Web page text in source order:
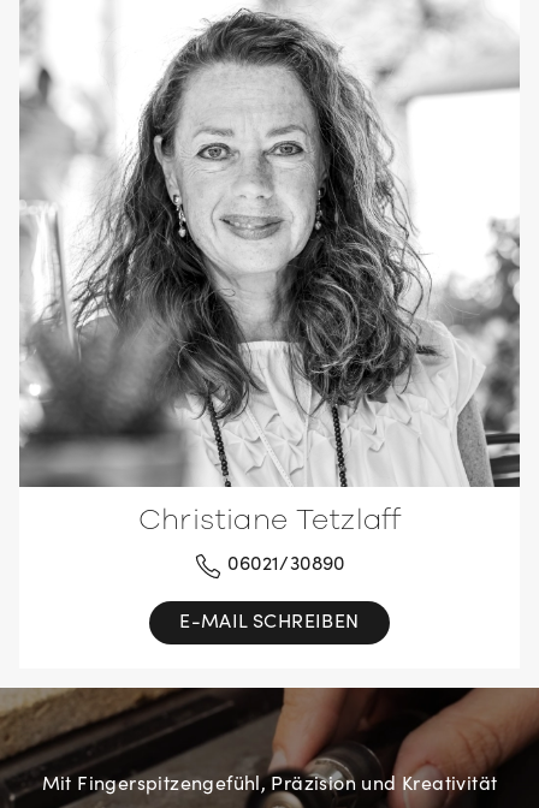
Christiane Tetzlaff
06021/30890
E-MAIL SCHREIBEN
Mit Fingerspitzengefühl, Präzision und Kreativität